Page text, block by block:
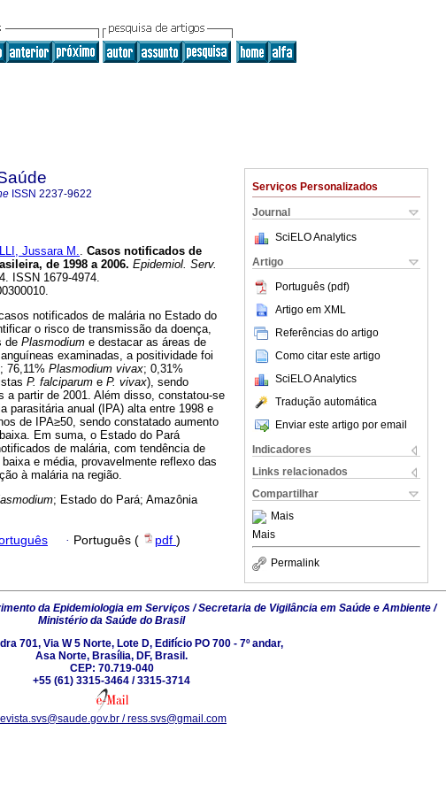
Serviços Personalizados
Journal
SciELO Analytics
Artigo
Português (pdf)
Artigo em XML
Referências do artigo
Como citar este artigo
SciELO Analytics
Tradução automática
Enviar este artigo por email
Indicadores
Links relacionados
Compartilhar
Mais
Mais
Permalink
ISSN 2237-9622
Jussara M.. Casos notificados de
de 1998 a 2006. Epidemiol. Serv.
ISSN 1679-4974.
notificados de malária no Estado do
o risco de transmissão da doença,
de Plasmodium e destacar as áreas de
examinadas, a positividade foi
; 76,11% Plasmodium vivax; 0,31%
P. falciparum e P. vivax), sendo
a partir de 2001. Além disso, constatou-se
parasitária anual (IPA) alta entre 1998 e
de IPA≥50, sendo constatado aumento
Em suma, o Estado do Pará
de malária, com tendência de
e média, provavelmente reflexo das
à malária na região.
; Estado do Pará; Amazônia
· Português ( pdf )
da Epidemiologia em Serviços / Secretaria de Vigilância em Saúde e Ambiente /
Ministério da Saúde do Brasil
701, Via W 5 Norte, Lote D, Edifício PO 700 - 7º andar,
Asa Norte, Brasília, DF, Brasil.
CEP: 70.719-040
+55 (61) 3315-3464 / 3315-3714
/ ress.svs@gmail.com